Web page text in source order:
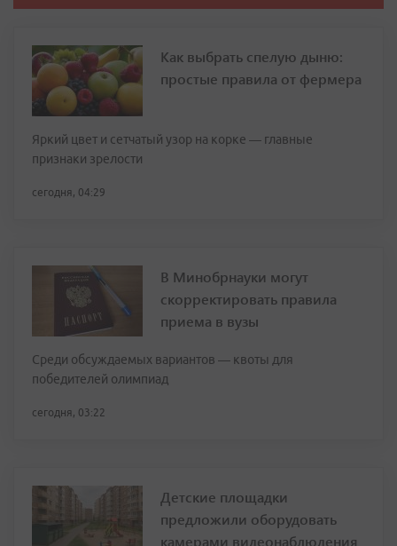
Как выбрать спелую дыню:
простые правила от фермера
Яркий цвет и сетчатый узор на корке — главные
признаки зрелости
сегодня, 04:29
В Минобрнауки могут
скорректировать правила
приема в вузы
Среди обсуждаемых вариантов — квоты для
победителей олимпиад
сегодня, 03:22
Детские площадки
предложили оборудовать
камерами видеонаблюдения